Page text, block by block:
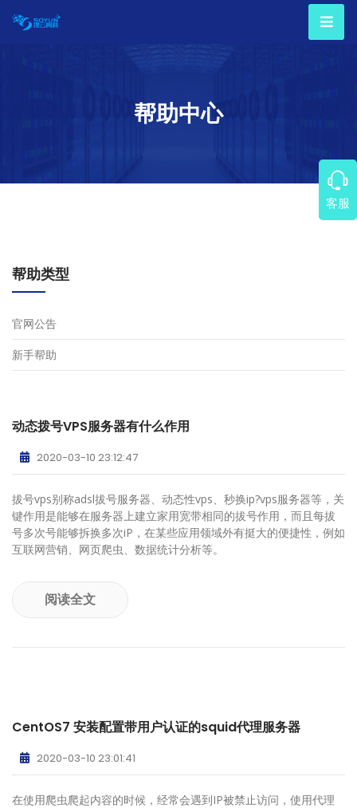
客服
帮助中心
帮助类型
官网公告
新手帮助
动态拨号VPS服务器有什么作用
2020-03-10 23:12:47
拔号vps别称adsl拔号服务器、动态性vps、秒换ip?vps服务器等，关
键作用是能够在服务器上建立家用宽带相同的拔号作用，而且每拔
号多次号能够拆换多次iP，在某些应用领域外有挺大的便捷性，例如
互联网营销、网页爬虫、数据统计分析等。
阅读全文
CentOS7 安装配置带用户认证的squid代理服务器
2020-03-10 23:01:41
在使用爬虫爬起内容的时候，经常会遇到IP被禁止访问，使用代理